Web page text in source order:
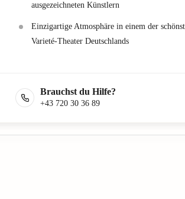
ausgezeichneten Künstlern
Einzigartige Atmosphäre in einem der
Varieté-Theater Deutschlands
Brauchst du Hilfe?
+43 720 30 36 89